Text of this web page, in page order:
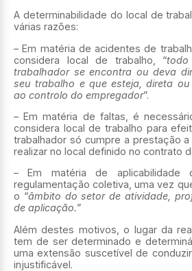
A determinabilidade do local de
várias razões:
– Em matéria de acidentes de
considera local de trabalho, “
trabalhador se encontra ou deva
seu trabalho e que esteja, direta ou
ao controlo do empregador”.
– Em matéria de faltas, é
considera local de trabalho para
trabalhador só cumpre a prestação
realizar no local definido no contrato
– Em matéria de aplicabilidade
regulamentação coletiva, uma vez
o “âmbito do setor de atividade,
de aplicação.”
Além destes motivos, o lugar da
tem de ser determinado e
uma extensão suscetível de
injustificável.